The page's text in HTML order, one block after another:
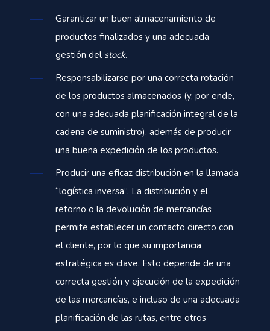
Garantizar un buen almacenamiento de
productos finalizados y una adecuada
gestión del stock.
Responsabilizarse por una correcta rotación
de los productos almacenados (y, por ende,
con una adecuada planificación integral de la
cadena de suministro), además de producir
una buena expedición de los productos.
Producir una eficaz distribución en la llamada
“logística inversa”. La distribución y el
retorno o la devolución de mercancías
permite establecer un contacto directo con
el cliente, por lo que su importancia
estratégica es clave. Esto depende de una
correcta gestión y ejecución de la expedición
de las mercancías, e incluso de una adecuada
planificación de las rutas, entre otros